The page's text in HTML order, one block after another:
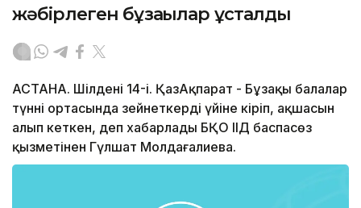
жәбірлеген бұзақылар ұсталды
АСТАНА. Шілденің 14-і. ҚазАқпарат - Бұзақы балалар
түннің ортасында зейнеткердің үйіне кіріп, ақшасын
алып кеткен, деп хабарлады БҚО ІІД баспасөз
қызметінен Гүлшат Молдағалиева.